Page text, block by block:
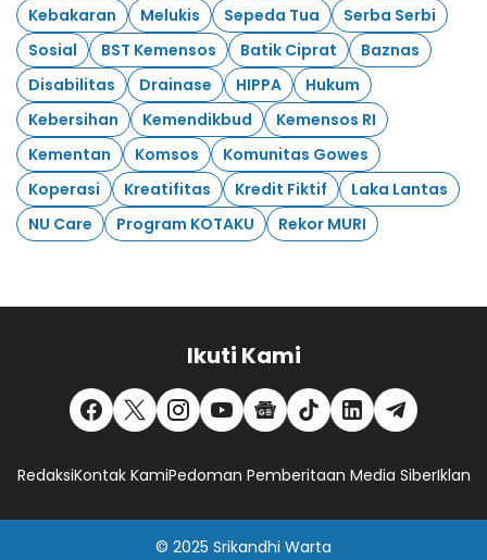
Kebakaran
Melukis Sepeda Tua
Serba Serbi
Sosial
BST Kemensos Batik Ciprat
Baznas
Disabilitas
Drainase HIPPA
Hukum
Kebersihan
Kemendikbud
Kemensos RI
Kementan
Komsos
Komunitas Gowes
Koperasi
Kreatifitas Kredit Fiktif
Laka Lantas
NU Care
Program KOTAKU Rekor MURI
Ikuti Kami
RedaksiKontak KamiPedoman Pemberitaan Media SiberIklan
© 2025 Srikandhi Warta